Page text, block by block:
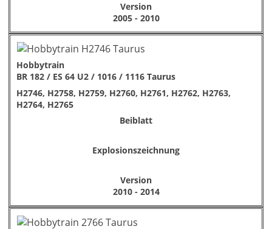
Version
2005 - 2010
Hobbytrain
BR 182 / ES 64 U2 / 1016 / 1116 Taurus
H2746, H2758, H2759, H2760, H2761, H2762, H2763,
H2764, H2765
Beiblatt
Explosionszeichnung
Version
2010 - 2014